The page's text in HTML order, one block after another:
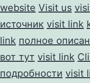
website Visit us
источник visit link
link полное
вот тут visit link
подробности visit